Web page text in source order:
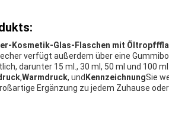
Kosmetik-Glas-Flaschen mit
verfügt außerdem über eine
darunter 15 ml., 30 ml, 50 ml und 100 ml.
,Warmdruck, und KennzeichnungSie
Ergänzung zu jedem Zuhause